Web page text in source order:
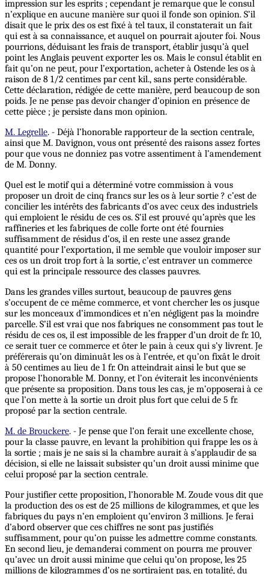
impression sur les esprits ; cependant je remarque que le consul
n’explique en aucune manière sur quoi il fonde son opinion. S’il
disait que le prix des os est fixé à tel taux, il constaterait un fait
qui est à sa connaissance, et auquel on pourrait ajouter foi. Nous
pourrions, déduisant les frais de transport, établir jusqu’à quel
point les Anglais peuvent exporter les os. Mais le consul établit en
fait qu’on ne peut, pour l’exportation, acheter à Ostende les os à
raison de 8 1/2 centimes par cent kil., sans perte considérable.
Cette déclaration, rédigée de cette manière, perd beaucoup de son
poids. Je ne pense pas devoir changer d’opinion en présence de
cette pièce ; je persiste dans mon opinion.
M. Legrelle. - Déjà l’honorable rapporteur de la section centrale,
ainsi que M. Davignon, vous ont présenté des raisons assez fortes
pour que vous ne donniez pas votre assentiment à l’amendement
de M. Donny.
Quel est le motif qui a déterminé votre commission à vous
proposer un droit de cinq francs sur les os à leur sortie ? c’est de
concilier les intérêts des fabricants d’os avec ceux des industriels
qui emploient le résidu de ces os. S’il est prouvé qu’après que les
raffineries et les fabriques de colle forte ont été fournies
suffisamment de résidus d’os, il en reste une assez grande
quantité pour l’exportation, il me semble que vouloir imposer sur
ces os un droit trop fort à la sortie, c’est entraver un commerce
qui est la principale ressource des classes pauvres.
Dans les grandes villes surtout, beaucoup de pauvres gens
s’occupent de ce même commerce, et vont chercher les os jusque
sur les monceaux d’immondices et n’en négligent pas la moindre
parcelle. S’il est vrai que nos fabriques ne consomment pas tout le
résidu de ces os, il est impossible de les frapper d’un droit de fr. 10,
ce serait tuer ce commerce et ôter le pain à ceux qui s’y livrent. Je
préférerais qu’on diminuât les os à l’entrée, et qu’on fixât le droit
à 50 centimes au lieu de 1 fr. On atteindrait ainsi le but que se
propose l’honorable M. Donny, et l’on éviterait les inconvénients
que présente sa proposition. Dans tous les cas, je m’opposerai à ce
que l’on mette à la sortie un droit plus fort que celui de 5 fr.
proposé par la section centrale.
M. de Brouckere. - Je pense que l’on ferait une excellente chose,
pour la classe pauvre, en levant la prohibition qui frappe les os à
la sortie ; mais je ne sais si la chambre aurait à s’applaudir de sa
décision, si elle ne laissait subsister qu’un droit aussi minime que
celui proposé par la section centrale.
Pour justifier cette proposition, l’honorable M. Zoude vous dit que
la production des os est de 25 millions de kilogrammes, et que les
fabriques du pays n’en emploient qu’environ 3 millions. Je ferai
d’abord observer que ces chiffres ne sont pas justifiés
suffisamment, pour qu’on puisse les admettre comme constants.
En second lieu, je demanderai comment on pourra me prouver
qu’avec un droit aussi minime que celui qu’on propose, les 25
millions de kilogrammes d’os ne sortiraient pas, en totalité, du